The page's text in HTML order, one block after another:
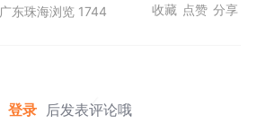
广东珠海浏览 1744 收藏 点赞 分享
登录 后发表评论哦